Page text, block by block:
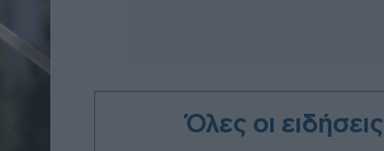
Όλες οι ειδήσεις